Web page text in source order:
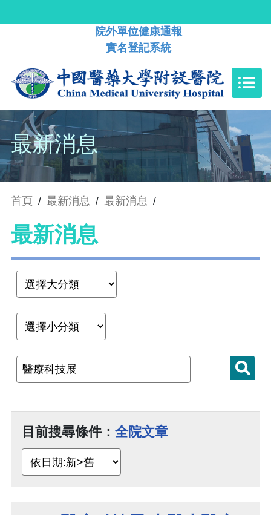
院外單位健康通報
實名登記系統
最新消息
首頁 / 最新消息 / 最新消息 /
最新消息
目前搜尋條件： 全院文章